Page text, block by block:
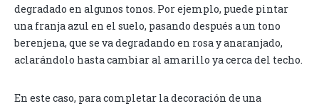
degradado en algunos tonos. Por ejemplo, puede pintar
una franja azul en el suelo, pasando después a un tono
berenjena, que se va degradando en rosa y anaranjado,
aclarándolo hasta cambiar al amarillo ya cerca del techo.
En este caso, para completar la decoración de una